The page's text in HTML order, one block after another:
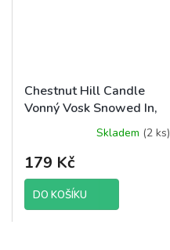
Chestnut Hill Candle
Vonný Vosk Snowed In,
Skladem (2 ks)
179 Kč
DO KOŠÍKU